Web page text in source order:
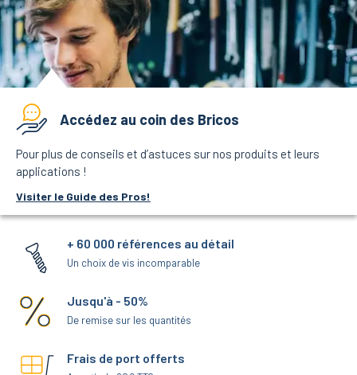
Accédez au coin des Bricos
Pour plus de conseils et d’astuces sur nos produits et leurs
applications !
Visiter le Guide des Pros!
+ 60 000 références au détail
Un choix de vis incomparable
Jusqu'à - 50%
De remise sur les quantités
Frais de port offerts